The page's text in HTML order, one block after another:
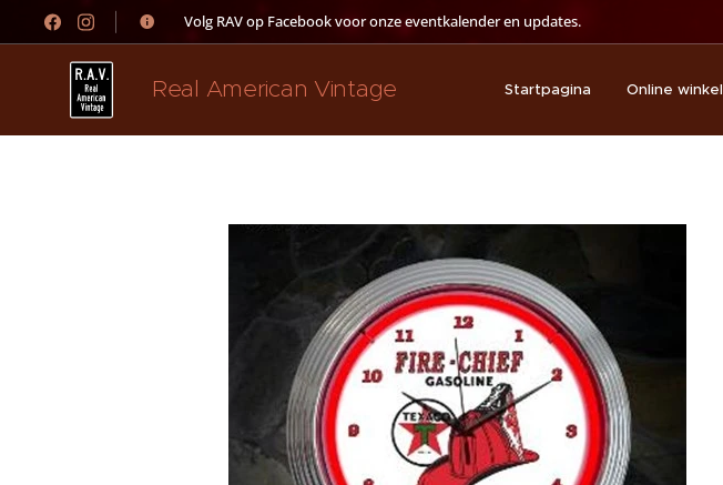
👉 Volg RAV op Facebook voor onze eventkalender en updates.
Real American Vintage Startpagina Online winkel